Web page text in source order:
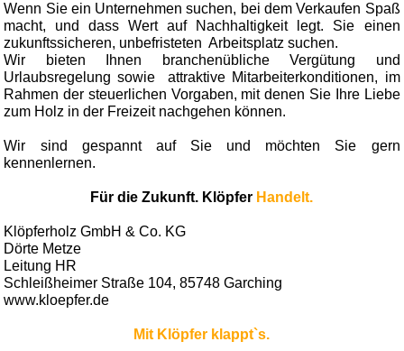
Wenn Sie ein Unternehmen suchen, bei dem Verkaufen Spaß
macht, und dass Wert auf Nachhaltigkeit legt. Sie einen
zukunftssicheren, unbefristeten Arbeitsplatz suchen.
Wir bieten Ihnen branchenübliche Vergütung und
Urlaubsregelung sowie attraktive Mitarbeiterkonditionen, im
Rahmen der steuerlichen Vorgaben, mit denen Sie Ihre Liebe
zum Holz in der Freizeit nachgehen können.
Wir sind gespannt auf Sie und möchten Sie gern
kennenlernen.
Für die Zukunft. Klöpfer Handelt.
Klöpferholz GmbH & Co. KG
Dörte Metze
Leitung HR
Schleißheimer Straße 104, 85748 Garching
www.kloepfer.de
Mit Klöpfer klappt`s.